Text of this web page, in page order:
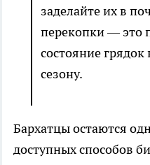
заделайте их в
перекопки — это
состояние
сезону.
Бархатцы остаются
доступных способов